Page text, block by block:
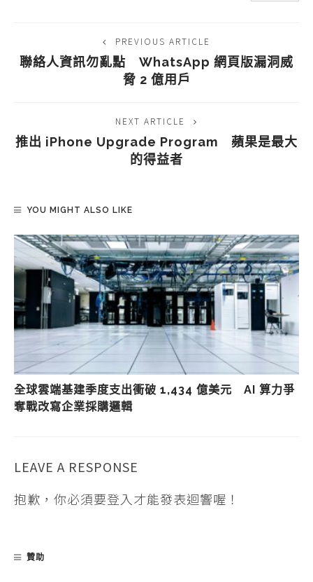
PREVIOUS ARTICLE
聯絡人資訊勿亂點 WhatsApp 網頁版漏洞威
脅 2 億用戶
NEXT ARTICLE
推出 iPhone Upgrade Program 蘋果是最大
的得益者
YOU MIGHT ALSO LIKE
全球雲端基建季度支出衝破 1,434 億美元 AI 算力爭
奪戰改寫企業採購邏輯
LEAVE A RESPONSE
抱歉，你必須要登入才能發表迴響喔！
贊助